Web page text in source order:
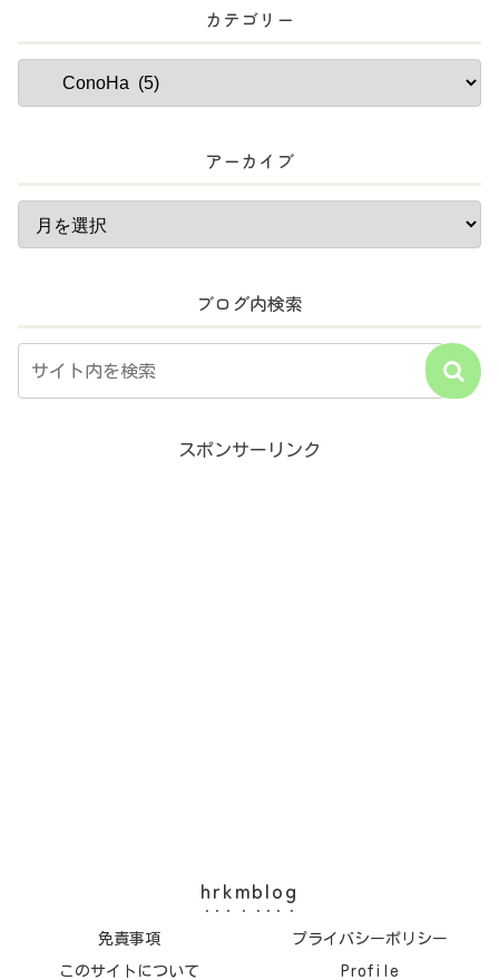
カテゴリー
アーカイブ
ブログ内検索
スポンサーリンク
hrkmblog
免責事項 プライバシーポリシー
このサイトについて Profile